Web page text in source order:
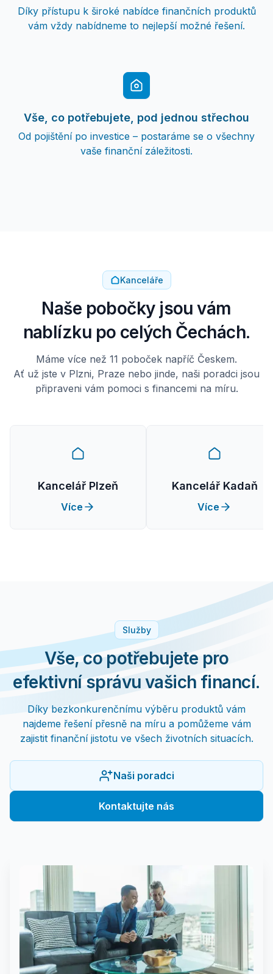
Díky přístupu k široké nabídce finančních produktů
vám vždy nabídneme to nejlepší možné řešení.
Vše, co potřebujete, pod jednou střechou
Od pojištění po investice – postaráme se o všechny
vaše finanční záležitosti.
Kanceláře
Naše pobočky jsou vám
nablízku po celých Čechách.
Máme více než 11 poboček napříč Českem.
Ať už jste v Plzni, Praze nebo jinde, naši poradci jsou
připraveni vám pomoci s financemi na míru.
Kancelář Plzeň
Více
Kancelář Kadaň
Více
Služby
Vše, co potřebujete pro
efektivní správu vašich financí.
Díky bezkonkurenčnímu výběru produktů vám
najdeme řešení přesně na míru a pomůžeme vám
zajistit finanční jistotu ve všech životních situacích.
Kontaktujte nás
Naši poradci